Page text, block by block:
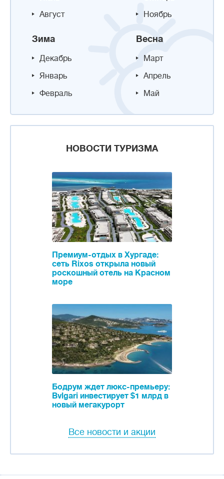
Август
Ноябрь
Зима
Декабрь
Январь
Февраль
Весна
Март
Апрель
Май
НОВОСТИ ТУРИЗМА
Премиум-отдых в Хургаде:
сеть Rixos открыла новый
роскошный отель на Красном
море
Бодрум ждет люкс-премьеру:
Bvlgari инвестирует $1 млрд в
новый мегакурорт
Все новости и акции